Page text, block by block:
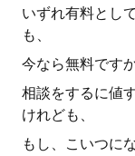
いずれ有料とし
も、
今なら無料ですか
相談をするに値
けれども、
もし、こいつに